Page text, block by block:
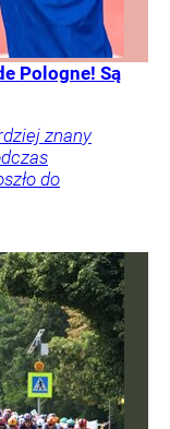
Pologne! Są
znany
do